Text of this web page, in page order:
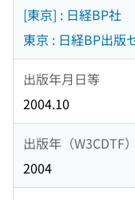
[東京] : 日経BP社
東京 : 日経BP出版
出版年月日等
2004.10
出版年（W3CDTF）
2004